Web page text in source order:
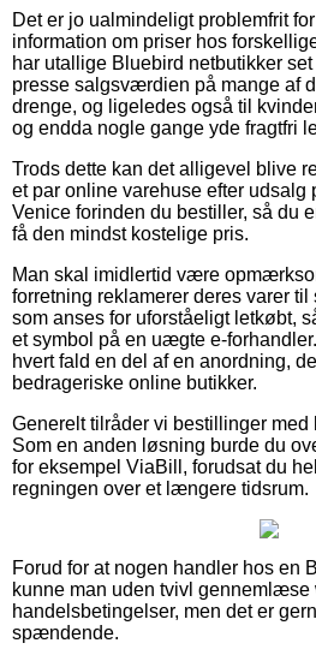
Det er jo ualmindeligt problemfrit
information om priser hos
har utallige Bluebird netbutikker
presse salgsværdien på mange af
drenge, og ligeledes også til
og endda nogle gange yde fragtfri
Trods dette kan det alligevel blive
et par online varehuse efter udsalg
Venice forinden du bestiller, så du
få den mindst kostelige pris.
Man skal imidlertid være
forretning reklamerer deres varer
som anses for uforståeligt letkøbt,
et symbol på en uægte e-
hvert fald en del af en anordning,
bedrageriske online butikker.
Generelt tilråder vi bestillinger
Som en anden løsning burde du
for eksempel ViaBill, forudsat du
regningen over et længere tidsrum.
Forud for at nogen handler hos en
kunne man uden tvivl gennemlæse
handelsbetingelser, men det er
spændende.